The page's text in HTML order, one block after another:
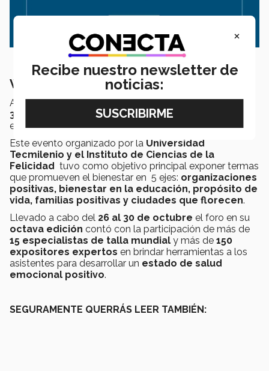
Wellbeing = Felicidad
Anteriormente conocido como elForo de Felicidad
360
, en este año se realizó la edición
en formato digital.
Este evento organizado por la Universidad
Tecmilenio y el Instituto de Ciencias de la
Felicidad tuvo como objetivo principal exponer termas
que promueven el bienestar en 5 ejes: organizaciones
positivas, bienestar en la educación, propósito de
vida, familias positivas y ciudades que florecen.
Llevado a cabo del 26 al 30 de octubre el foro en su
octava edición contó con la participación de más de
15 especialistas de talla mundial y más de 150
expositores expertos en brindar herramientas a los
asistentes para desarrollar un estado de salud
emocional positivo.
SEGURAMENTE QUERRÁS LEER TAMBIÉN:
×
Recibe nuestro newsletter de
noticias: